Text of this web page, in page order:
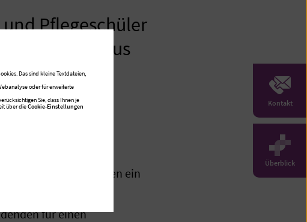
Kontakt
Überblick
Pflegeschüler
Krankenhaus
der Auszubildenden ein
für einen
Das sind kleine Textdateien,
oder für erweiterte
Sie, dass Ihnen je
über dieCookie-Einstellungen